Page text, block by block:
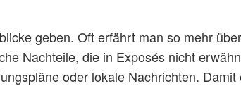
geben. Oft erfährt man so mehr
Nachteile, die in Exposés nicht
oder lokale Nachrichten. Damit